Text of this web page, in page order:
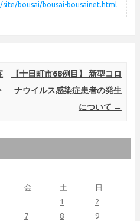
bousai/bousai-bousainet.html
【十日町市68例目】 新型コロ
ナウイルス感染症患者の発生
について →
金 土 日
1
2
7 8
9